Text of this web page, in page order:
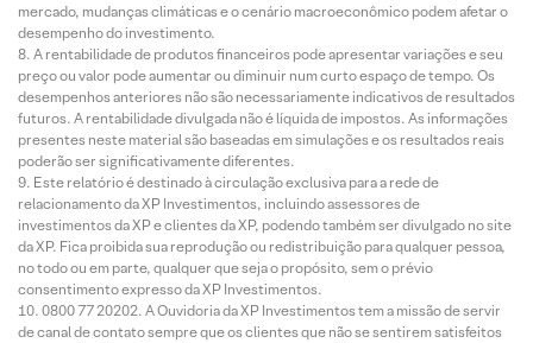
mercado, mudanças climáticas e o cenário macroeconômico podem afetar o
desempenho do investimento.
A rentabilidade de produtos financeiros pode apresentar variações e seu
preço ou valor pode aumentar ou diminuir num curto espaço de tempo. Os
desempenhos anteriores não são necessariamente indicativos de resultados
futuros. A rentabilidade divulgada não é líquida de impostos. As informações
presentes neste material são baseadas em simulações e os resultados reais
poderão ser significativamente diferentes.
Este relatório é destinado à circulação exclusiva para a rede de
relacionamento da XP Investimentos, incluindo assessores de
investimentos da XP e clientes da XP, podendo também ser divulgado no site
da XP. Fica proibida sua reprodução ou redistribuição para qualquer pessoa,
no todo ou em parte, qualquer que seja o propósito, sem o prévio
consentimento expresso da XP Investimentos.
0800 77 20202. A Ouvidoria da XP Investimentos tem a missão de servir
de canal de contato sempre que os clientes que não se sentirem satisfeitos